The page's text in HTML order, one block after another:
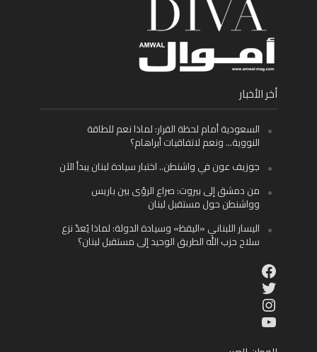
أخر الأخبار
السعودية أمام لحظة القرار: لماذا نعم للطاقة
النووية… ونعم لاتفاقيات أبراهام؟
جوزيف عون في واشنطن.. اختبار سيادة لبنان يبدأ الآن
من دمشق إلى بيروت: صراع الرؤى بين باريس
وواشنطن حول مستقبل لبنان
اليسار اللبناني «اليقظ» وسيادة الدولة: لماذا يُعدّ نزع
سلاح حزب الله الطريق الوحيد إلى مستقبل لبنان؟
Facebook
Twitter
Instagram
YouTube